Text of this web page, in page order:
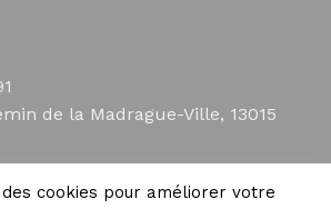
de la Madrague-Ville, 13015
cookies pour améliorer votre